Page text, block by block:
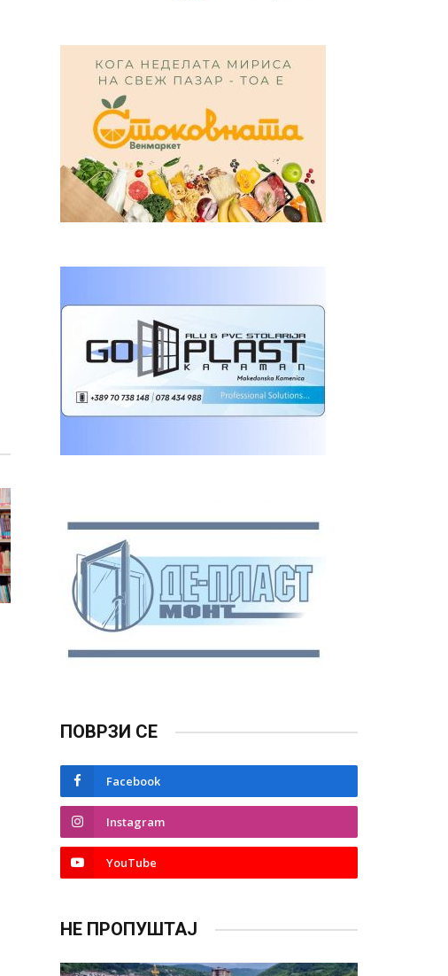
ПОВРЗИ СЕ
Facebook
Instagram
YouTube
НЕ ПРОПУШТАЈ